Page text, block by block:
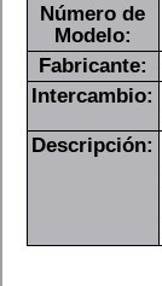
Número de
Modelo:
Fabricante:
Intercambio:
Descripción: